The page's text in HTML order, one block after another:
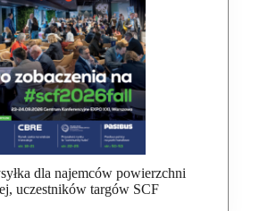
dla najemców powierzchni
uczestników targów SCF